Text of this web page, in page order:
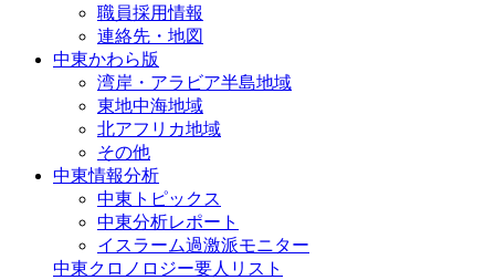
職員採用情報
連絡先・地図
中東かわら版
湾岸・アラビア半島地域
東地中海地域
北アフリカ地域
その他
中東情報分析
中東トピックス
中東分析レポート
イスラーム過激派モニター
中東クロノロジー要人リスト